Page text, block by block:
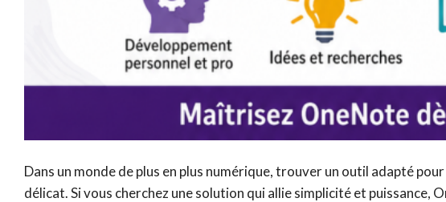
Dans un monde de plus en plus numérique, trouver un outil adapté
délicat. Si vous cherchez une solution qui allie simplicité et